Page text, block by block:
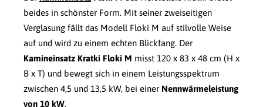
beides in schönster Form. Mit seiner zweiseitigen
Verglasung fällt das Modell Floki M auf stilvolle Weise
auf und wird zu einem echten Blickfang. Der
Kamineinsatz Kratki Floki M misst 120 x 83 x 48 cm (H x
B x T) und bewegt sich in einem Leistungsspektrum
zwischen 4,5 und 13,5 kW, bei einer Nennwärmeleistung
von 10 kW.